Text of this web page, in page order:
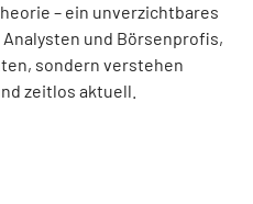
– ein unverzichtbares
und Börsenprofis,
sondern verstehen
zeitlos aktuell.